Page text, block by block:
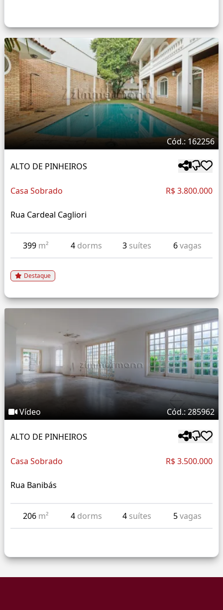
Cód.: 162256
ALTO DE PINHEIROS
Casa Sobrado R$ 3.800.000
Rua Cardeal Cagliori
399 m² 4 dorms 3 suítes 6vagas
Destaque
Vídeo Cód.: 285962
ALTO DE PINHEIROS
Casa Sobrado R$ 3.500.000
Rua Banibás
206 m² 4 dorms 4 suítes 5vagas